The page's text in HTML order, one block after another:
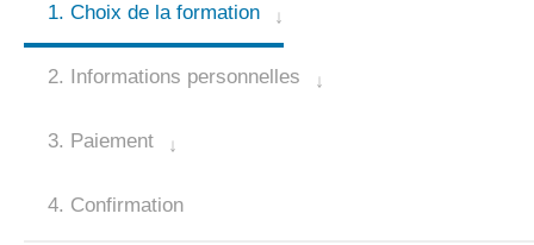
1. Choix de la formation
2. Informations personnelles
3. Paiement
4. Confirmation